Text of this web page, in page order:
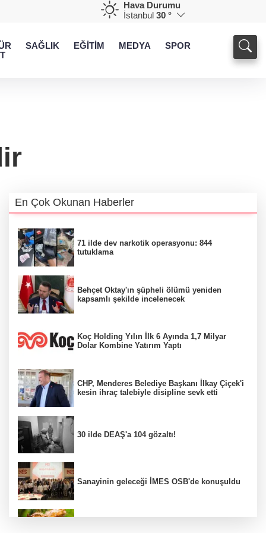
Hava Durumu
İstanbul 30 °
SAĞLIK EĞİTİM MEDYA SPOR
En Çok Okunan Haberler
71 ilde dev narkotik operasyonu: 844
tutuklama
Behçet Oktay'ın şüpheli ölümü yeniden
kapsamlı şekilde incelenecek
Koç Holding Yılın İlk 6 Ayında 1,7 Milyar
Dolar Kombine Yatırım Yaptı
CHP, Menderes Belediye Başkanı İlkay Çiçek'i
kesin ihraç talebiyle disipline sevk etti
30 ilde DEAŞ'a 104 gözaltı!
Sanayinin geleceği İMES OSB'de konuşuldu